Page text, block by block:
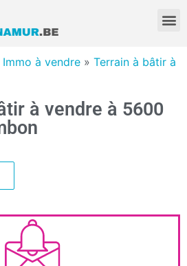
Immo à vendre » Terrain à bâtir à
à vendre à 5600